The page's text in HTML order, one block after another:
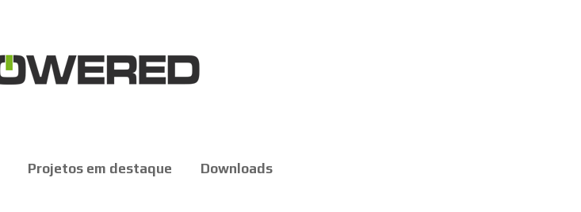
Projetos em destaque Downloads